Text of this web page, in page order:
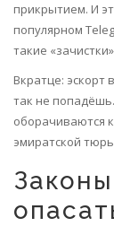
прикрытием. И
популярном
такие
Вкратце: эскорт
так не
оборачиваются
эмиратской